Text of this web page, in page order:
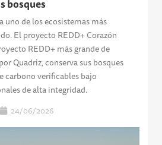
bosques
uno de los ecosistemas más
El proyecto REDD+ Corazón
REDD+ más grande de
Quadriz, conserva sus bosques
carbono verificables bajo
de alta integridad.
24/06/2026